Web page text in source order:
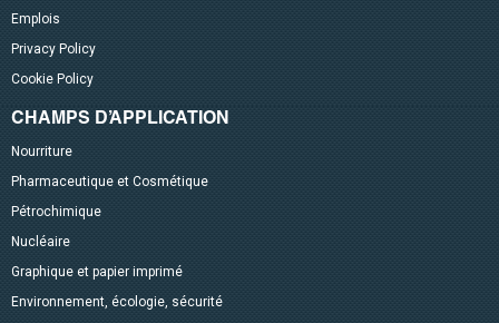
Emplois
Privacy Policy
Cookie Policy
CHAMPS D’APPLICATION
Nourriture
Pharmaceutique et Cosmétique
Pétrochimique
Nucléaire
Graphique et papier imprimé
Environnement, écologie, sécurité